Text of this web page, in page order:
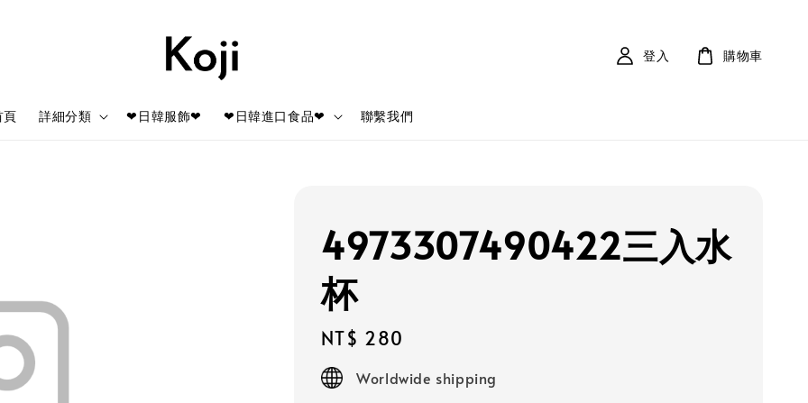
頁 詳細分類 ❤日韓服飾❤ ❤日韓進口食品❤ 聯繫我們
登入 購物車
4973307490422三入水
杯
Regular
price
NT$ 280
Worldwide shipping